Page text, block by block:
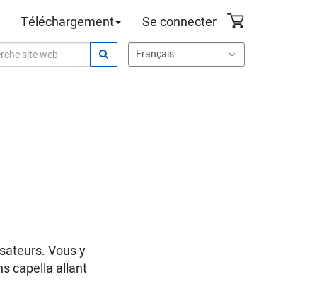
Téléchargement Se connecter
Vous y
capella allant